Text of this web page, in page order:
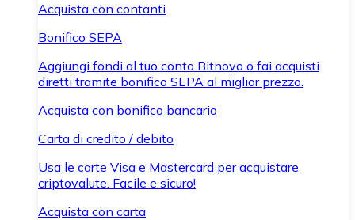
Acquista con contanti
Bonifico SEPA
Aggiungi fondi al tuo conto Bitnovo o fai acquisti
diretti tramite bonifico SEPA al miglior prezzo.
Acquista con bonifico bancario
Carta di credito / debito
Usa le carte Visa e Mastercard per acquistare
criptovalute. Facile e sicuro!
Acquista con carta